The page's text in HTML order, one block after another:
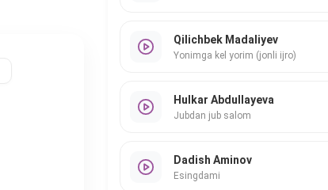
Qilichbek Madaliyev
Yonimga kel yorim (jonli ijro)
Hulkar Abdullayeva
Jubdan jub salom
Dadish Aminov
Esingdami